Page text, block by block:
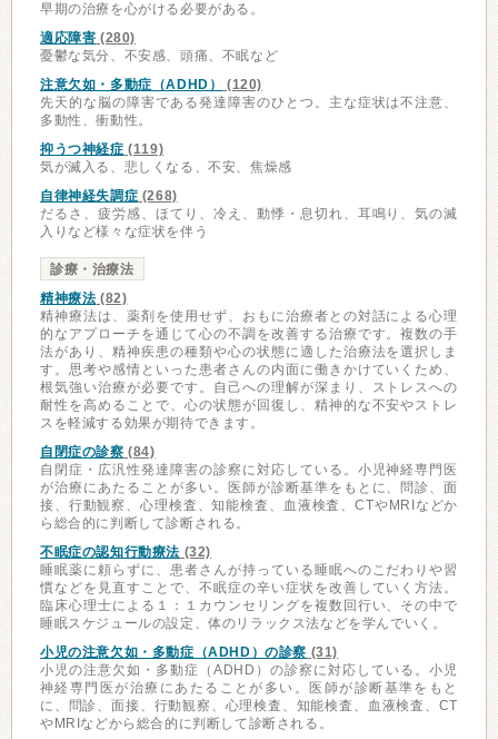
早期の治療を心がける必要がある。
適応障害 (280)
憂鬱な気分、不安感、頭痛、不眠など
注意欠如・多動症（ADHD）
(120)
先天的な脳の障害である発達障害のひとつ。主な症状は不注意、
多動性、衝動性。
抑うつ神経症 (119)
気が滅入る、悲しくなる、不安、焦燥感
自律神経失調症 (268)
だるさ、疲労感、ほてり、冷え、動悸・息切れ、耳鳴り、気の滅
入りなど様々な症状を伴う
診療・治療法
精神療法 (82)
精神療法は、薬剤を使用せず、おもに治療者との対話による心理
的なアプローチを通じて心の不調を改善する治療です。複数の手
法があり、精神疾患の種類や心の状態に適した治療法を選択しま
す。思考や感情といった患者さんの内面に働きかけていくため、
根気強い治療が必要です。自己への理解が深まり、ストレスへの
耐性を高めることで、心の状態が回復し、精神的な不安やストレ
スを軽減する効果が期待できます。
自閉症の診察 (84)
自閉症・広汎性発達障害の診察に対応している。小児神経専門医
が治療にあたることが多い。医師が診断基準をもとに、問診、面
接、行動観察、心理検査、知能検査、血液検査、CTやMRIなどか
ら総合的に判断して診断される。
不眠症の認知行動療法 (32)
睡眠薬に頼らずに、患者さんが持っている睡眠へのこだわりや習
慣などを見直すことで、不眠症の辛い症状を改善していく方法。
臨床心理士による１：１カウンセリングを複数回行い、その中で
睡眠スケジュールの設定、体のリラックス法などを学んでいく。
小児の注意欠如・多動症（ADHD）の診察 (31)
小児の注意欠如・多動症（ADHD）の診察に対応している。小児
神経専門医が治療にあたることが多い。医師が診断基準をもと
に、問診、面接、行動観察、心理検査、知能検査、血液検査、CT
やMRIなどから総合的に判断して診断される。